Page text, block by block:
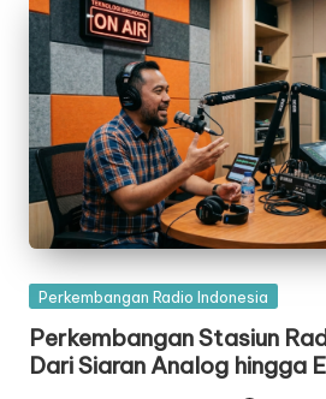
Posted
Perkembangan Radio Indonesia
Perkembangan Stasiun
Dari Siaran Analog hingga